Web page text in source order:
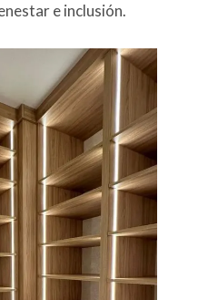
e inclusión.